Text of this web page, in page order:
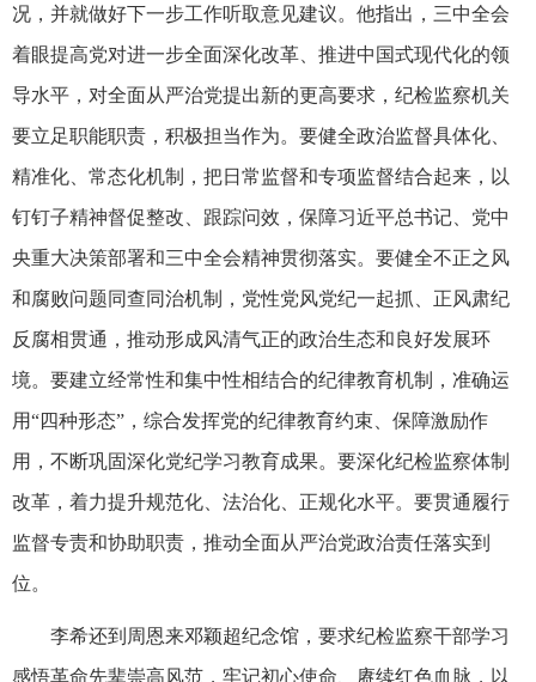
况，并就做好下一步工作听取意见建议。他指出，三中全会
着眼提高党对进一步全面深化改革、推进中国式现代化的领
导水平，对全面从严治党提出新的更高要求，纪检监察机关
要立足职能职责，积极担当作为。要健全政治监督具体化、
精准化、常态化机制，把日常监督和专项监督结合起来，以
钉钉子精神督促整改、跟踪问效，保障习近平总书记、党中
央重大决策部署和三中全会精神贯彻落实。要健全不正之风
和腐败问题同查同治机制，党性党风党纪一起抓、正风肃纪
反腐相贯通，推动形成风清气正的政治生态和良好发展环
境。要建立经常性和集中性相结合的纪律教育机制，准确运
用“四种形态”，综合发挥党的纪律教育约束、保障激励作
用，不断巩固深化党纪学习教育成果。要深化纪检监察体制
改革，着力提升规范化、法治化、正规化水平。要贯通履行
监督专责和协助职责，推动全面从严治党政治责任落实到
位。
李希还到周恩来邓颖超纪念馆，要求纪检监察干部学习
感悟革命先辈崇高风范，牢记初心使命、赓续红色血脉，以